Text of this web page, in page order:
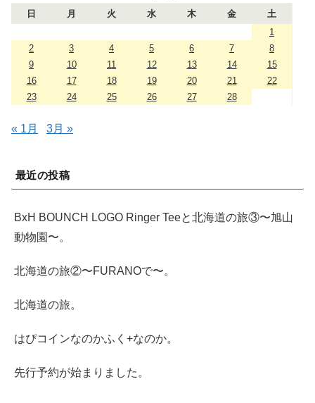
日 月 火 水 木 金
土
1
2
3 4 5 6 7
8
9
10 11 12 13 14
15
16
17 18 19 20 21
22
23
24 25 26 27 28
« 1月 3月 »
最近の投稿
BxH BOUNCH LOGO Ringer Teeと北海道の旅③〜旭山
動物園〜。
北海道の旅②〜FURANOで〜。
北海道の旅。
はぴコインなのかふく+なのか。
先行予約が始まりました。